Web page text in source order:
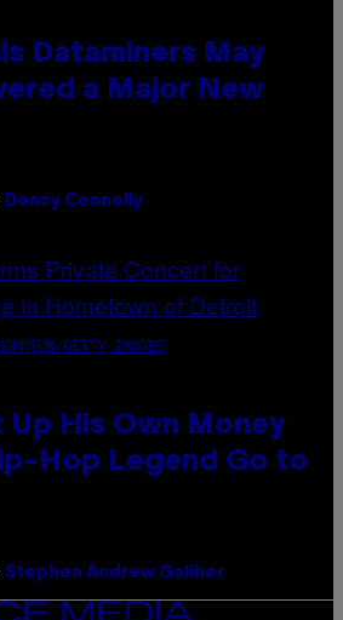
Dataminers May
a Major New
Denny Connolly
GETTY IMAGES
Up His Own Money
Hop Legend Go to
Stephen Andrew Galiher